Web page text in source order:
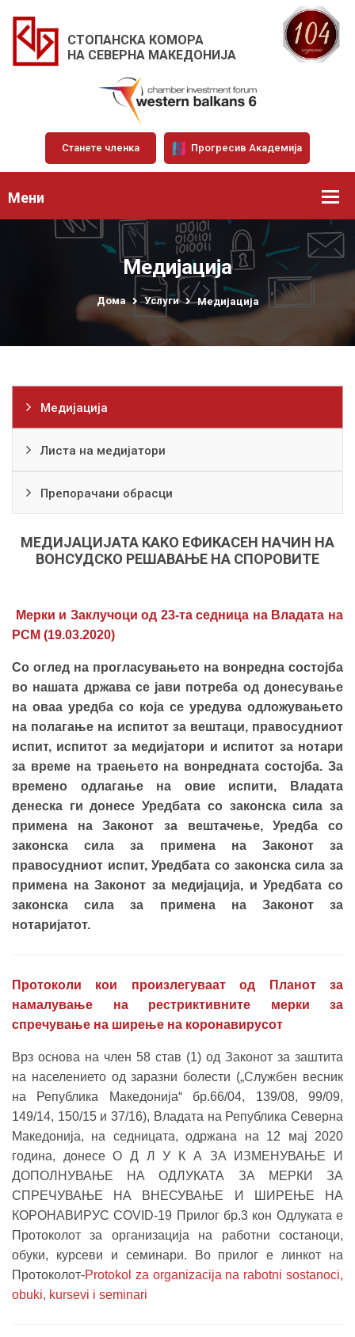
СТОПАНСКА КОМОРА
НА СЕВЕРНА МАКЕДОНИЈА
Станете членка Прогресив Академија
Мени
Медијација
Дома Услуги Медијација
Медијација
Листа на медијатори
Препорачани обрасци
МЕДИЈАЦИЈАТА КАКО ЕФИКАСЕН НАЧИН НА
ВОНСУДСКО РЕШАВАЊЕ НА СПОРОВИТЕ
Мерки и Заклучоци од 23-та седница на Владата на
РСМ (19.03.2020)
Со оглед на прогласувањето на вонредна состојба
во нашата држава се јави потреба од донесување
на оваа уредба со која се уредува одложувањето
на полагање на испитот за вештаци, правосудниот
испит, испитот за медијатори и испитот за нотари
за време на траењето на вонредната состојба. За
времено одлагање на овие испити, Владата
денеска ги донесе Уредбата со законска сила за
примена на Законот за вештачење, Уредба со
законска сила за примена на Законот за
правосудниот испит, Уредбата со законска сила за
примена на Законот за медијација, и Уредбата со
законска сила за примена на Законот за
нотаријатот.
Протоколи кои произлегуваат од Планот за
намалување на рестриктивните мерки за
спречување на ширење на коронавирусот
Врз основа на член 58 став (1) од Законот за заштита
на населението од заразни болести („Службен весник
на Република Македонија“ бр.66/04, 139/08, 99/09,
149/14, 150/15 и 37/16), Владата на Република Северна
Македонија, на седницата, одржана на 12 мај 2020
година, донесе О Д Л У К А ЗА ИЗМЕНУВАЊЕ И
ДОПОЛНУВАЊЕ НА ОДЛУКАТА ЗА МЕРКИ ЗА
СПРЕЧУВАЊЕ НА ВНЕСУВАЊЕ И ШИРЕЊЕ НА
КОРОНАВИРУС COVID-19 Прилог бр.3 кон Одлуката е
Протоколот за организација на работни состаноци,
обуки, курсеви и семинари. Во прилог е линкот на
Протоколот-Protokol za organizacija na rabotni sostanoci,
obuki, kursevi i seminari